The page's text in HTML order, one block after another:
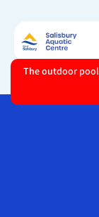
The outdoor